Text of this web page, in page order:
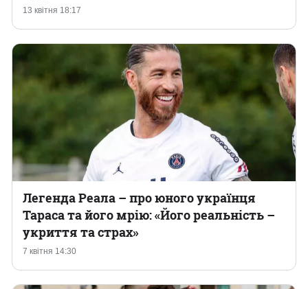
13 квітня 18:17
7 квітня 14:30
Легенда Реала – про юного українця
Тараса та його мрію: «Його реальність –
укриття та страх»